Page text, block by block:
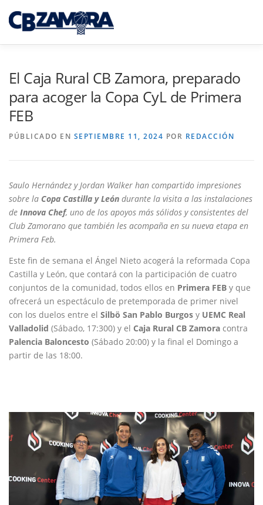
contenido
CAJA RURAL CB ZAMORA
NOTICIAS SEDE VIRTUAL
El Caja Rural CB Zamora, preparado
para acoger la Copa CyL de Primera
FEB
PÚBLICADO EN SEPTIEMBRE 11, 2024 POR REDACCIÓN
Saulo Hernández y Jordan Walker han compartido impresiones
sobre la Copa Castilla y León durante la visita a las instalaciones
de Innova Chef, uno de los apoyos más sólidos y consistentes del
Club Zamorano que también les acompaña en su nueva etapa en
Primera Feb.
Este fin de semana el Ángel Nieto acogerá la reformada Copa
Castilla y León, que contará con la participación de cuatro
conjuntos de la comunidad, todos ellos en Primera FEB y que
ofrecerá un espectáculo de pretemporada de primer nivel
con los duelos entre el Silbö San Pablo Burgos y UEMC Real
Valladolid (Sábado, 17:300) y el Caja Rural CB Zamora contra
Palencia Baloncesto (Sábado 20:00) y la final el Domingo a
partir de las 18:00.